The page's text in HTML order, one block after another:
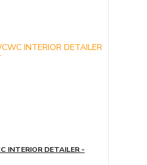
INTERIOR DETAILER -